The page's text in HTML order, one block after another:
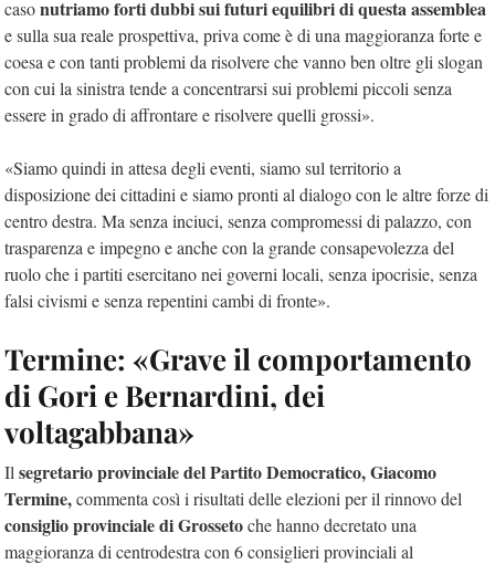
casonutriamo forti dubbi sui futuri equilibri di questa assemblea
e sulla sua reale prospettiva, priva come è di una maggioranza forte e
coesa e con tanti problemi da risolvere che vanno ben oltre gli slogan
con cui la sinistra tende a concentrarsi sui problemi piccoli senza
essere in grado di affrontare e risolvere quelli grossi».
«Siamo quindi in attesa degli eventi, siamo sul territorio a
disposizione dei cittadini e siamo pronti al dialogo con le altre forze di
centro destra. Ma senza inciuci, senza compromessi di palazzo, con
trasparenza e impegno e anche con la grande consapevolezza del
ruolo che i partiti esercitano nei governi locali, senza ipocrisie, senza
falsi civismi e senza repentini cambi di fronte».
Termine: «Grave il comportamento
di Gori e Bernardini, dei
voltagabbana»
Il segretario provinciale del Partito Democratico, Giacomo
Termine,commenta così i risultati delle elezioni per il rinnovo del
consiglio provinciale di Grossetoche hanno decretato una
maggioranza di centrodestra con 6 consiglieri provinciali al